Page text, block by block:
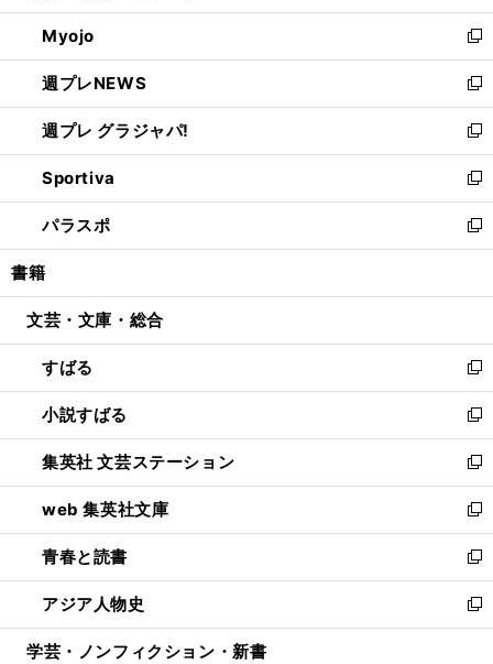
開
く
ウ
で
開
く
ン
ド
ウ
で
開
く
ウ
ィ
ン
ド
ウ
で
開
く
Myojo
新
し
い
ウ
ィ
ン
ド
ウ
で
開
週プレNEWS
新
し
い
ウ
ィ
ン
ド
ウ
開
週プレ グラジャパ!
新
し
い
ウ
ィ
ン
ウ
開
く
Sportiva
新
し
い
ウ
ン
ウ
で
開
く
パラスポ
新
し
ウ
ン
ド
ウ
で
開
く
書籍
文芸・文庫・総合
すばる
新
し
い
ウ
ィ
ン
ド
ウ
で
開
く
小説すばる
新
し
い
ウ
ィ
ン
ド
ウ
で
開
集英社 文芸ステーション
新
し
い
ウ
ィ
ン
ド
ウ
web 集英社文庫
新
し
い
ウ
ィ
ン
青春と読書
新
し
い
ウ
アジア人物史
新
し
学芸・ノンフィクション・新書